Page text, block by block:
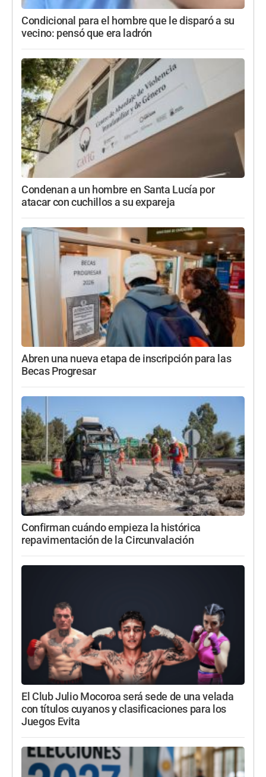
Condicional para el hombre que le disparó a su
vecino: pensó que era ladrón
Condenan a un hombre en Santa Lucía por
atacar con cuchillos a su expareja
Abren una nueva etapa de inscripción para las
Becas Progresar
Confirman cuándo empieza la histórica
repavimentación de la Circunvalación
El Club Julio Mocoroa será sede de una velada
con títulos cuyanos y clasificaciones para los
Juegos Evita